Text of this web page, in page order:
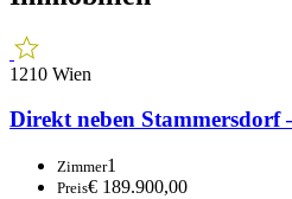
1210 Wien
Direkt neben
Zimmer1
Preis€ 189.900,00